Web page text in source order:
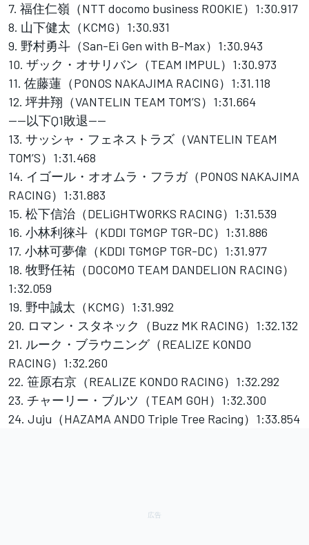
7. 福住仁嶺（NTT docomo business ROOKIE）1:30.917
8. 山下健太（KCMG）1:30.931
9. 野村勇斗（San-Ei Gen with B-Max）1:30.943
10. ザック・オサリバン（TEAM IMPUL）1:30.973
11. 佐藤蓮（PONOS NAKAJIMA RACING）1:31.118
12. 坪井翔（VANTELIN TEAM TOM’S）1:31.664
——以下Q1敗退——
13. サッシャ・フェネストラズ（VANTELIN TEAM
TOM’S）1:31.468
14. イゴール・オオムラ・フラガ（PONOS NAKAJIMA
RACING）1:31.883
15. 松下信治（DELiGHTWORKS RACING）1:31.539
16. 小林利徠斗（KDDI TGMGP TGR-DC）1:31.886
17. 小林可夢偉（KDDI TGMGP TGR-DC）1:31.977
18. 牧野任祐（DOCOMO TEAM DANDELION RACING）
1:32.059
19. 野中誠太（KCMG）1:31.992
20. ロマン・スタネック（Buzz MK RACING）1:32.132
21. ルーク・ブラウニング（REALIZE KONDO
RACING）1:32.260
22. 笹原右京（REALIZE KONDO RACING）1:32.292
23. チャーリー・ブルツ（TEAM GOH）1:32.300
24. Juju（HAZAMA ANDO Triple Tree Racing）1:33.854